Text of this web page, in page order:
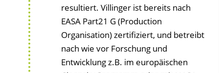
resultiert. Villinger ist bereits nach
EASA Part21 G (Production
Organisation) zertifiziert, und betreibt
nach wie vor Forschung und
Entwicklung z.B. im europäischen